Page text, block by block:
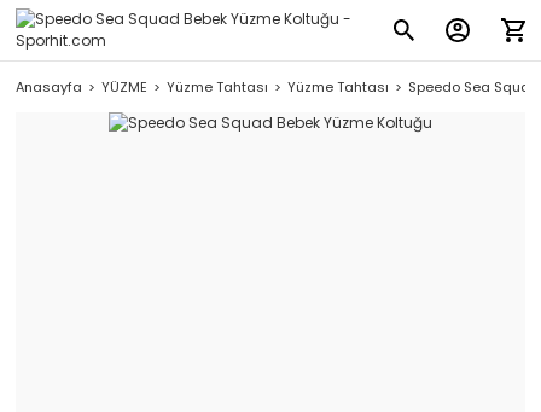
Anasayfa YÜZME Yüzme Tahtası Yüzme Tahtası Speedo Sea